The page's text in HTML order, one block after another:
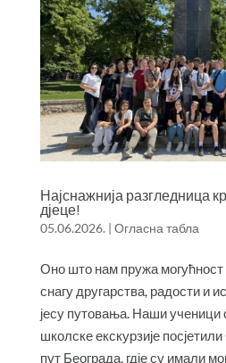
Најснажнија разгледница
дјеце!
05.06.2026. | Огласна табла
Оно што нам пружа могућност
снагу другарства, радости и
јесу путовања. Наши ученици
школске екскурзије
пут Београда, гдје су имали